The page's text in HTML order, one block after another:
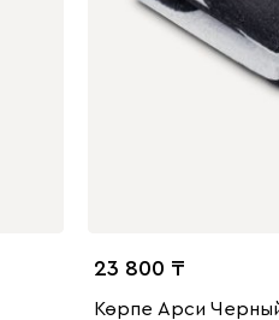
23 800
Көрпе Арси